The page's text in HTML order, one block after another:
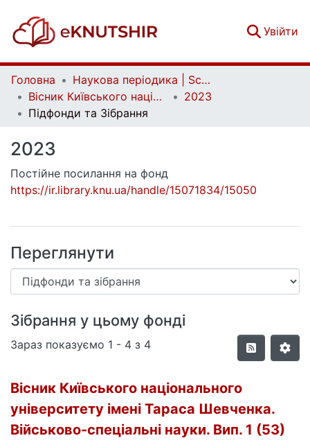
Увійти
Головна
Наукова періодика | Scientific periodicals
Вісник Київського національного університету імені Тараса Шевченка. Військово-спеціальні науки | Bulletin of Taras Shevchenko National University of Kyiv. Military-special sciences
2023
Підфонди та Зібрання
2023
Постійне посилання на фонд
https://ir.library.knu.ua/handle/15071834/15050
Переглянути
Зібрання у цьому фонді
Зараз показуємо 1 - 4 з 4
Вісник Київського національного
університету імені Тараса Шевченка.
Військово-спеціальні науки. Вип. 1 (53)